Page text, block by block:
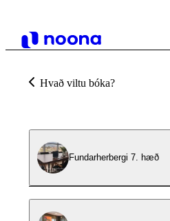
Hvað viltu bóka?
Fundarherbergi 7. hæð